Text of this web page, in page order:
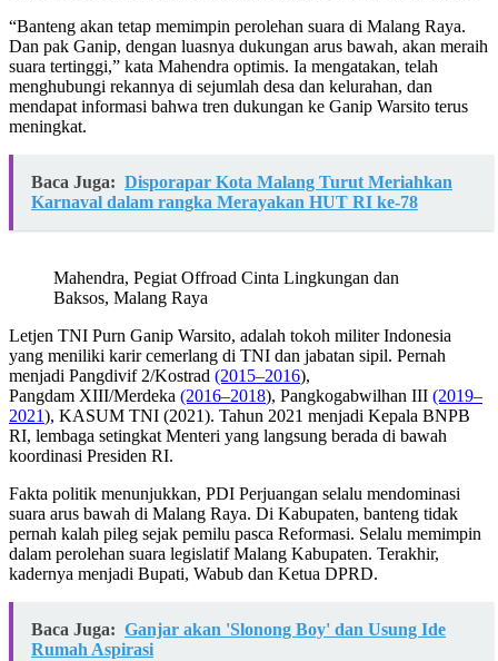
“Banteng akan tetap memimpin perolehan suara di Malang Raya.
Dan pak Ganip, dengan luasnya dukungan arus bawah, akan meraih
suara tertinggi,” kata Mahendra optimis. Ia mengatakan, telah
menghubungi rekannya di sejumlah desa dan kelurahan, dan
mendapat informasi bahwa tren dukungan ke Ganip Warsito terus
meningkat.
Baca Juga: Disporapar Kota Malang Turut Meriahkan
Karnaval dalam rangka Merayakan HUT RI ke-78
Mahendra, Pegiat Offroad Cinta Lingkungan dan
Baksos, Malang Raya
Letjen TNI Purn Ganip Warsito, adalah tokoh militer Indonesia
yang meniliki karir cemerlang di TNI dan jabatan sipil. Pernah
menjadi Pangdivif 2/Kostrad (2015–2016),
Pangdam XIII/Merdeka (2016–2018), Pangkogabwilhan III (2019–
2021), KASUM TNI (2021). Tahun 2021 menjadi Kepala BNPB
RI, lembaga setingkat Menteri yang langsung berada di bawah
koordinasi Presiden RI.
Fakta politik menunjukkan, PDI Perjuangan selalu mendominasi
suara arus bawah di Malang Raya. Di Kabupaten, banteng tidak
pernah kalah pileg sejak pemilu pasca Reformasi. Selalu memimpin
dalam perolehan suara legislatif Malang Kabupaten. Terakhir,
kadernya menjadi Bupati, Wabub dan Ketua DPRD.
Baca Juga: Ganjar akan 'Slonong Boy' dan Usung Ide
Rumah Aspirasi